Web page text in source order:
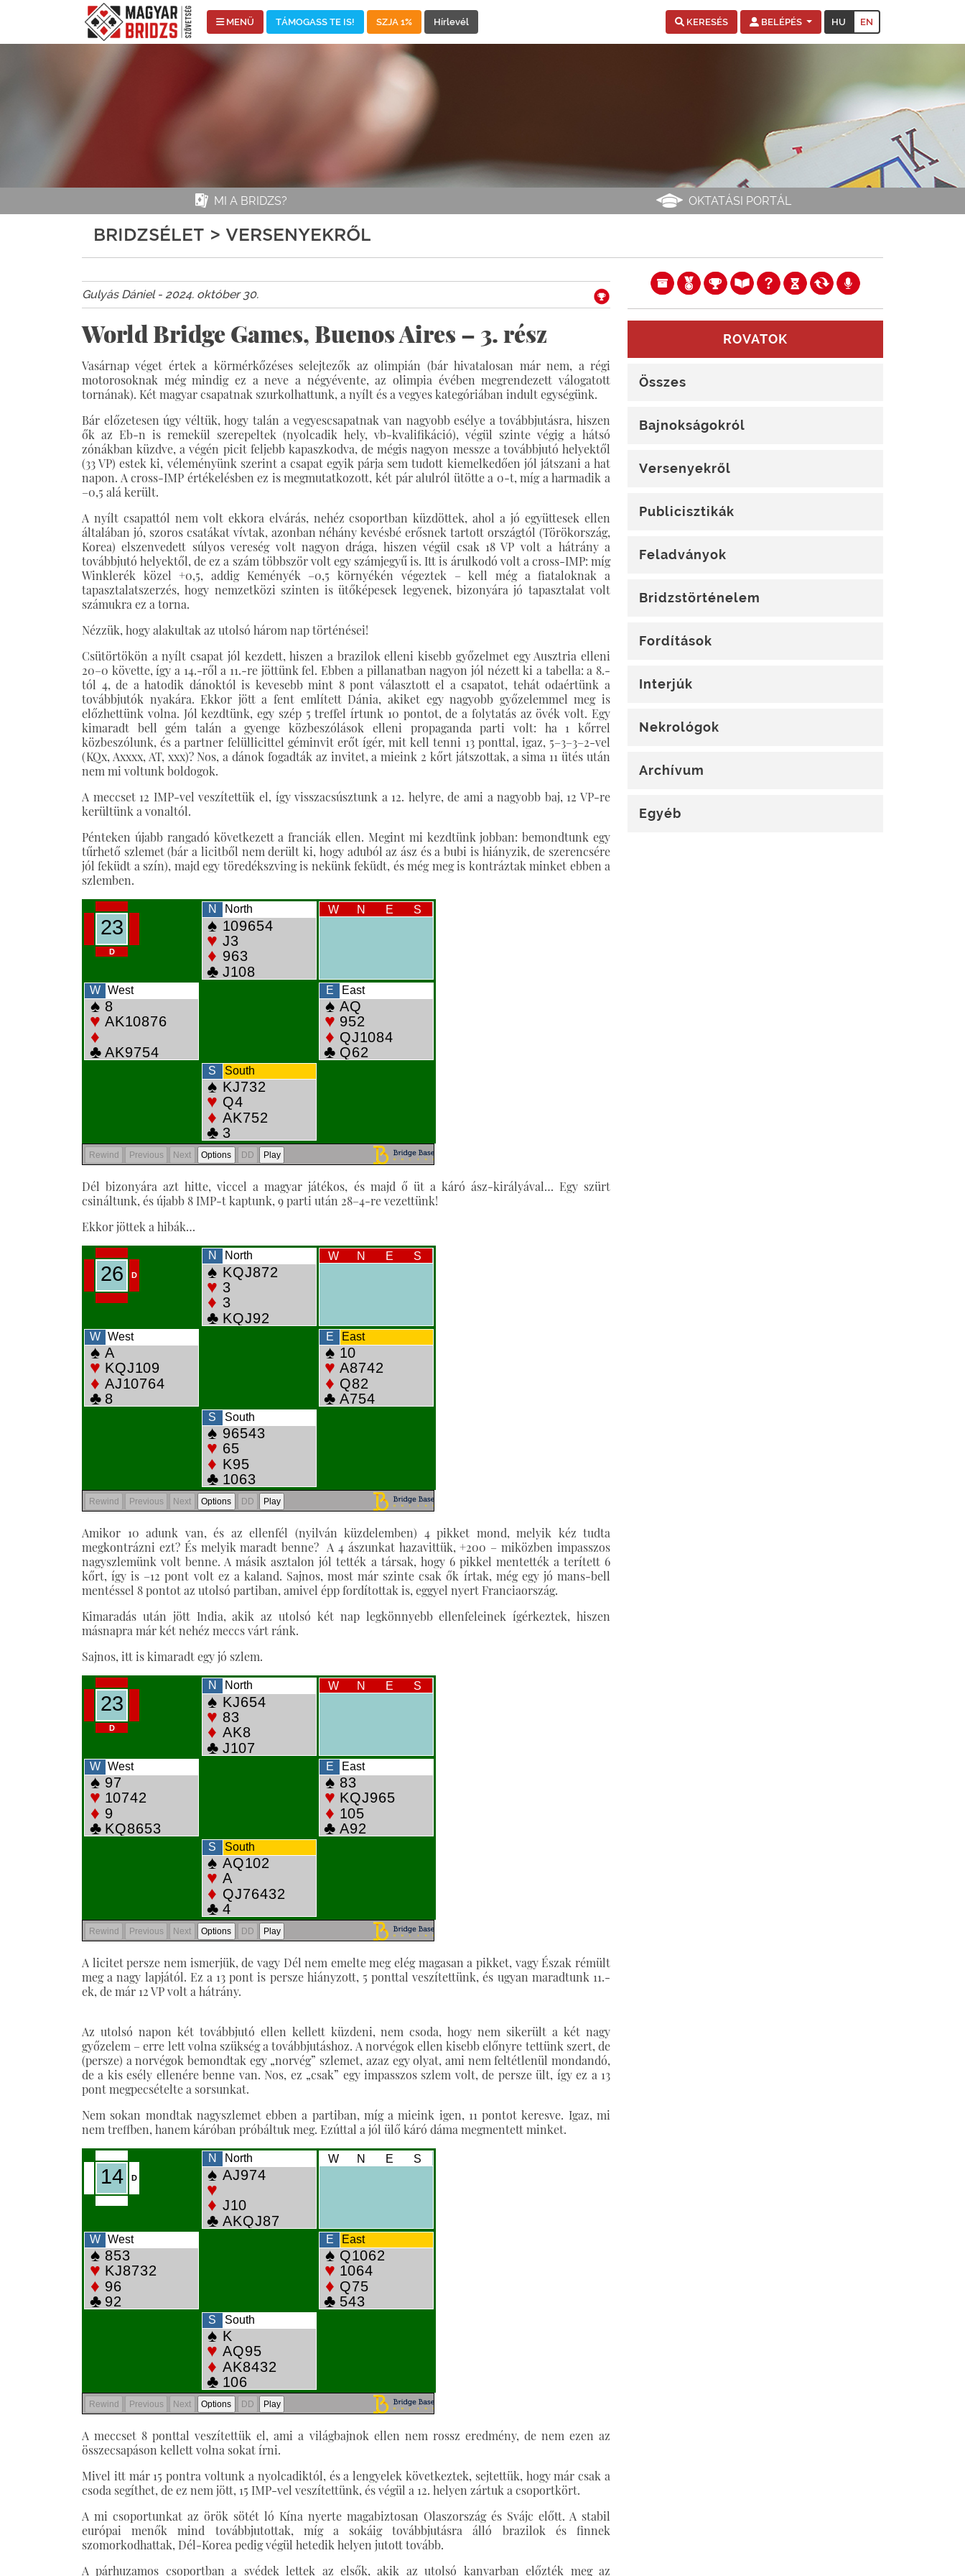
MENÜ TÁMOGASS TE IS! SZJA 1% Hírlevél KERESÉS BELÉPÉS HU EN
MI A BRIDZS? OKTATÁSI PORTÁL
BRIDZSÉLET > VERSENYEKRŐL
Gulyás Dániel - 2024. október 30.
World Bridge Games, Buenos Aires – 3. rész
Vasárnap véget értek a körmérkőzéses selejtezők az olimpián (bár hivatalosan már nem, a régi
motorosoknak még mindig ez a neve a négyévente, az olimpia évében megrendezett válogatott
tornának). Két magyar csapatnak szurkolhattunk, a nyílt és a vegyes kategóriában indult egységünk.
Bár előzetesen úgy véltük, hogy talán a vegyescsapatnak van nagyobb esélye a továbbjutásra, hiszen
ők az Eb-n is remekül szerepeltek (nyolcadik hely, vb-kvalifikáció), végül szinte végig a hátsó
zónákban küzdve, a végén picit feljebb kapaszkodva, de mégis nagyon messze a továbbjutó helyektől
(33 VP) estek ki, véleményünk szerint a csapat egyik párja sem tudott kiemelkedően jól játszani a hat
napon. A cross-IMP értékelésben ez is megmutatkozott, két pár alulról ütötte a 0-t, míg a harmadik a
–0,5 alá került.
A nyílt csapattól nem volt ekkora elvárás, nehéz csoportban küzdöttek, ahol a jó együttesek ellen
általában jó, szoros csatákat vívtak, azonban néhány kevésbé erősnek tartott országtól (Törökország,
Korea) elszenvedett súlyos vereség volt nagyon drága, hiszen végül csak 18 VP volt a hátrány a
továbbjutó helyektől, de ez a szám többször volt egy számjegyű is. Itt is árulkodó volt a cross-IMP: míg
Winklerék közel +0,5, addig Keményék –0,5 környékén végeztek – kell még a fiataloknak a
tapasztalatszerzés, hogy nemzetközi szinten is ütőképesek legyenek, bizonyára jó tapasztalat volt
számukra ez a torna.
Nézzük, hogy alakultak az utolsó három nap történései!
Csütörtökön a nyílt csapat jól kezdett, hiszen a brazilok elleni kisebb győzelmet egy Ausztria elleni
20–0 követte, így a 14.-ről a 11.-re jöttünk fel. Ebben a pillanatban nagyon jól nézett ki a tabella: a 8.-
tól 4, de a hatodik dánoktól is kevesebb mint 8 pont választott el a csapatot, tehát odaértünk a
továbbjutók nyakára. Ekkor jött a fent említett Dánia, akiket egy nagyobb győzelemmel meg is
előzhettünk volna. Jól kezdtünk, egy szép 5 treffel írtunk 10 pontot, de a folytatás az övék volt. Egy
kimaradt bell gém talán a gyenge közbeszólások elleni propaganda parti volt: ha 1 kőrrel
közbeszólunk, és a partner felüllicittel géminvit erőt ígér, mit kell tenni 13 ponttal, igaz, 5–3–3–2-vel
(KQx, Axxxx, AT, xxx)? Nos, a dánok fogadták az invitet, a mieink 2 kőrt játszottak, a sima 11 ütés után
nem mi voltunk boldogok.
A meccset 12 IMP-vel veszítettük el, így visszacsúsztunk a 12. helyre, de ami a nagyobb baj, 12 VP-re
kerültünk a vonaltól.
Pénteken újabb rangadó következett a franciák ellen. Megint mi kezdtünk jobban: bemondtunk egy
tűrhető szlemet (bár a licitből nem derült ki, hogy aduból az ász és a bubi is hiányzik, de szerencsére
jól feküdt a szín), majd egy töredékszving is nekünk feküdt, és még meg is kontráztak minket ebben a
szlemben.
Dél bizonyára azt hitte, viccel a magyar játékos, és majd ő üt a káró ász-királyával… Egy szürt
csináltunk, és újabb 8 IMP-t kaptunk, 9 parti után 28–4-re vezettünk!
Ekkor jöttek a hibák…
Amikor 10 adunk van, és az ellenfél (nyilván küzdelemben) 4 pikket mond, melyik kéz tudta
megkontrázni ezt? És melyik maradt benne? A 4 ászunkat hazavittük, +200 – miközben impasszos
nagyszlemünk volt benne. A másik asztalon jól tették a társak, hogy 6 pikkel mentették a terített 6
kőrt, így is –12 pont volt ez a kaland. Sajnos, most már szinte csak ők írtak, még egy jó mans-bell
mentéssel 8 pontot az utolsó partiban, amivel épp fordítottak is, eggyel nyert Franciaország.
Kimaradás után jött India, akik az utolsó két nap legkönnyebb ellenfeleinek ígérkeztek, hiszen
másnapra már két nehéz meccs várt ránk.
Sajnos, itt is kimaradt egy jó szlem.
A licitet persze nem ismerjük, de vagy Dél nem emelte meg elég magasan a pikket, vagy Észak rémült
meg a nagy lapjától. Ez a 13 pont is persze hiányzott, 5 ponttal veszítettünk, és ugyan maradtunk 11.-
ek, de már 12 VP volt a hátrány.
Az utolsó napon két továbbjutó ellen kellett küzdeni, nem csoda, hogy nem sikerült a két nagy
győzelem – erre lett volna szükség a továbbjutáshoz. A norvégok ellen kisebb előnyre tettünk szert, de
(persze) a norvégok bemondtak egy „norvég” szlemet, azaz egy olyat, ami nem feltétlenül mondandó,
de a kis esély ellenére benne van. Nos, ez „csak” egy impasszos szlem volt, de persze ült, így ez a 13
pont megpecsételte a sorsunkat.
Nem sokan mondtak nagyszlemet ebben a partiban, míg a mieink igen, 11 pontot keresve. Igaz, mi
nem treffben, hanem káróban próbáltuk meg. Ezúttal a jól ülő káró dáma megmentett minket.
A meccset 8 ponttal veszítettük el, ami a világbajnok ellen nem rossz eredmény, de nem ezen az
összecsapáson kellett volna sokat írni.
Mivel itt már 15 pontra voltunk a nyolcadiktól, és a lengyelek következtek, sejtettük, hogy már csak a
csoda segíthet, de ez nem jött, 15 IMP-vel veszítettünk, és végül a 12. helyen zártuk a csoportkört.
A mi csoportunkat az örök sötét ló Kína nyerte magabiztosan Olaszország és Svájc előtt. A stabil
európai menők mind továbbjutottak, míg a sokáig továbbjutásra álló brazilok és finnek
szomorkodhattak, Dél-Korea pedig végül hetedik helyen jutott tovább.
A párhuzamos csoportban a svédek lettek az elsők, akik az utolsó kanyarban előzték meg az
ROVATOK
Összes
Bajnokságokról
Versenyekről
Publicisztikák
Feladványok
Bridzstörténelem
Fordítások
Interjúk
Nekrológok
Archívum
Egyéb